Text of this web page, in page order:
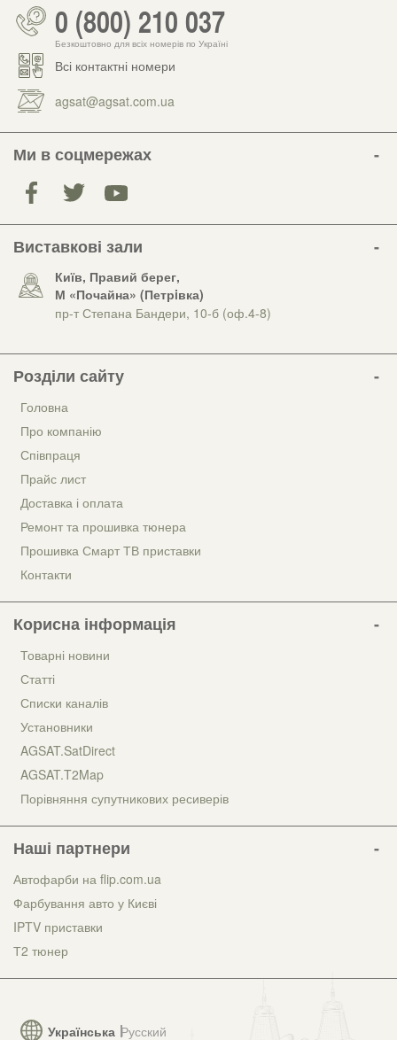
0 (800) 210 037
Безкоштовно для всіх номерів по Україні
Всі контактні номери
agsat@agsat.com.ua
Ми в соцмережах
Виставкові зали
Київ, Правий берег,
М «Почайна» (Петрiвка)
пр-т Степана Бандери, 10-б (оф.4-8)
Українська Русский
Розділи сайту
Головна
Про компанію
Співпраця
Прайс лист
Доставка і оплата
Ремонт та прошивка тюнера
Прошивка Смарт ТВ приставки
Контакти
Корисна інформація
Товарні новини
Статті
Списки каналів
Установники
AGSAT.SatDirect
AGSAT.T2Map
Порівняння супутникових ресиверів
Наші партнери
Автофарби на flip.com.ua
Фарбування авто у Києві
IPTV приставки
Т2 тюнер